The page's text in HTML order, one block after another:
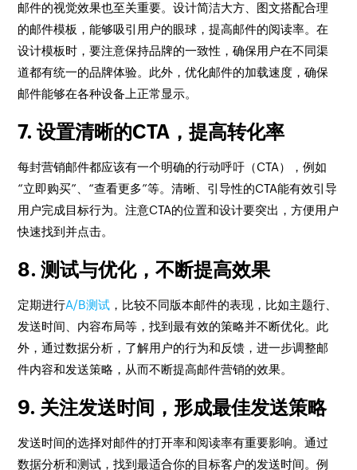
邮件的视觉效果也至关重要。设计简洁大方、图文搭配合理
的邮件模板，能够吸引用户的眼球，提高邮件的阅读率。在
设计模板时，要注意保持品牌的一致性，确保用户在不同渠
道都有统一的品牌体验。此外，优化邮件的加载速度，确保
邮件能够在各种设备上正常显示。
7. 设置清晰的CTA，提高转化率
每封营销邮件都应该有一个明确的行动呼吁（CTA），例如
“立即购买”、“查看更多”等。清晰、引导性的CTA能有效引导
用户完成目标行为。注意CTA的位置和设计要突出，方便用户
快速找到并点击。
8. 测试与优化，不断提高效果
定期进行A/B测试 ，比较不同版本邮件的表现，比如主题行、
发送时间、内容布局等，找到最有效的策略并不断优化。此
外，通过数据分析，了解用户的行为和反馈，进一步调整邮
件内容和发送策略，从而不断提高邮件营销的效果。
9. 关注发送时间，形成最佳发送策略
发送时间的选择对邮件的打开率和阅读率有重要影响。通过
数据分析和测试，找到最适合你的目标客户的发送时间。例